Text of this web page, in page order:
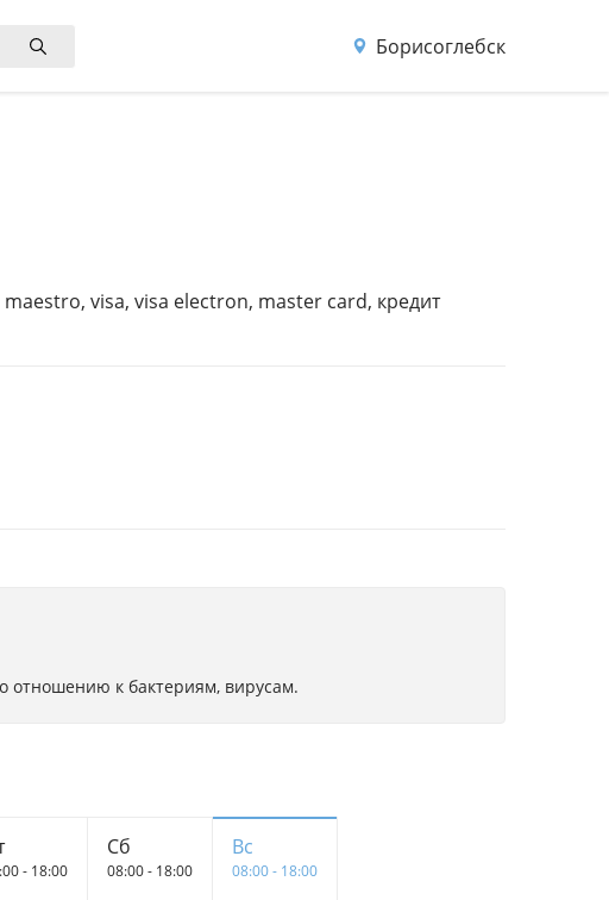
Борисоглебск
visa, visa electron, master card, кредит
отношению к бактериям, вирусам.
- 18:00
Сб
08:00 - 18:00
Вс
08:00 - 18:00